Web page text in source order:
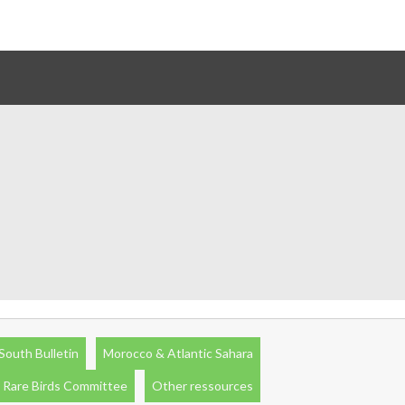
Bulletin Morocco & Atlantic Sahara
Birds Committee Other ressources